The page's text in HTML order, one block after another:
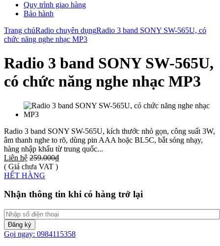
Quy trình giao hàng
Bảo hành
Trang chủRadio chuyên dụngRadio 3 band SONY SW-565U, có
chức năng nghe nhạc MP3
Radio 3 band SONY SW-565U,
có chức năng nghe nhạc MP3
Radio 3 band SONY SW-565U, kích thước nhỏ gọn, công suất 3W,
âm thanh nghe to rõ, dùng pin AAA hoặc BL5C, bắt sóng nhạy,
hàng nhập khẩu từ trung quốc...
Liên hệ 259.000₫
( Giá chưa VAT )
HẾT HÀNG
Nhận thông tin khi có hàng trở lại
Đăng ký
Gọi ngay: 0984115358